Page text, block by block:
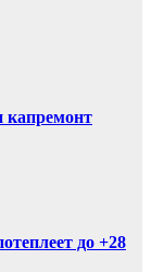
капремонт
до +28